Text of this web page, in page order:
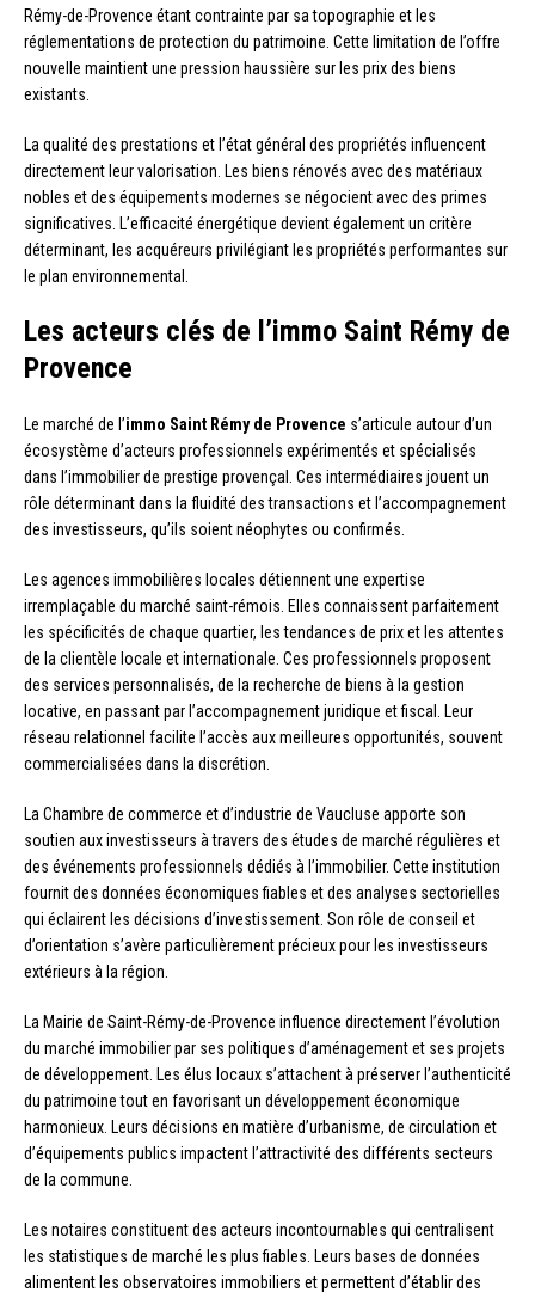
Rémy-de-Provence étant contrainte par sa topographie et les
réglementations de protection du patrimoine. Cette limitation de l’offre
nouvelle maintient une pression haussière sur les prix des biens
existants.
La qualité des prestations et l’état général des propriétés influencent
directement leur valorisation. Les biens rénovés avec des matériaux
nobles et des équipements modernes se négocient avec des primes
significatives. L’efficacité énergétique devient également un critère
déterminant, les acquéreurs privilégiant les propriétés performantes sur
le plan environnemental.
Les acteurs clés de l’immo Saint Rémy de
Provence
Le marché de l’immo Saint Rémy de Provence s’articule autour d’un
écosystème d’acteurs professionnels expérimentés et spécialisés
dans l’immobilier de prestige provençal. Ces intermédiaires jouent un
rôle déterminant dans la fluidité des transactions et l’accompagnement
des investisseurs, qu’ils soient néophytes ou confirmés.
Les agences immobilières locales détiennent une expertise
irremplaçable du marché saint-rémois. Elles connaissent parfaitement
les spécificités de chaque quartier, les tendances de prix et les attentes
de la clientèle locale et internationale. Ces professionnels proposent
des services personnalisés, de la recherche de biens à la gestion
locative, en passant par l’accompagnement juridique et fiscal. Leur
réseau relationnel facilite l’accès aux meilleures opportunités, souvent
commercialisées dans la discrétion.
La Chambre de commerce et d’industrie de Vaucluse apporte son
soutien aux investisseurs à travers des études de marché régulières et
des événements professionnels dédiés à l’immobilier. Cette institution
fournit des données économiques fiables et des analyses sectorielles
qui éclairent les décisions d’investissement. Son rôle de conseil et
d’orientation s’avère particulièrement précieux pour les investisseurs
extérieurs à la région.
La Mairie de Saint-Rémy-de-Provence influence directement l’évolution
du marché immobilier par ses politiques d’aménagement et ses projets
de développement. Les élus locaux s’attachent à préserver l’authenticité
du patrimoine tout en favorisant un développement économique
harmonieux. Leurs décisions en matière d’urbanisme, de circulation et
d’équipements publics impactent l’attractivité des différents secteurs
de la commune.
Les notaires constituent des acteurs incontournables qui centralisent
les statistiques de marché les plus fiables. Leurs bases de données
alimentent les observatoires immobiliers et permettent d’établir des